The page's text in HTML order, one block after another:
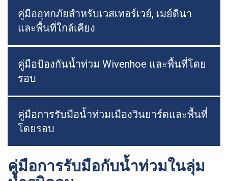
คู่มืออุทกภัยสำหรับเวสเทอร์เวย์, เมย์ดีนา
และพื้นที่ใกล้เคียง
คู่มือป้องกันน้ำท่วม Wivenhoe และพื้นที่โดย
รอบ
คู่มือการรับมือน้ำท่วมเมืองวินยาร์ดและพื้นที่
โดยรอบ
คู่มือการรับมือกับน้ำท่วมในลุ่ม